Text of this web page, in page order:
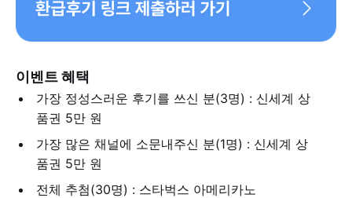
이벤트 혜택
가장 정성스러운 후기를 쓰신 분(3명) : 신세계 상
품권 5만 원
가장 많은 채널에 소문내주신 분(1명) : 신세계 상
품권 5만 원
전체 추첨(30명) : 스타벅스 아메리카노